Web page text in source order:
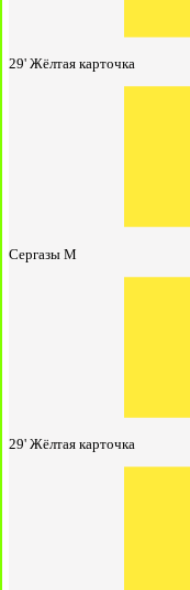
29' Жёлтая карточка
Сергазы М
29' Жёлтая карточка